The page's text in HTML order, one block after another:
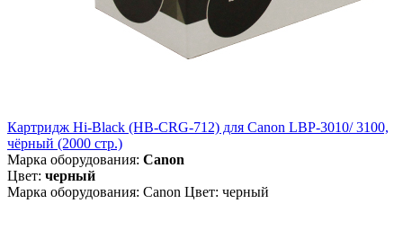
Картридж Hi-Black (HB-CRG-712) для Canon LBP-3010/ 3100,
чёрный (2000 стр.)
Марка оборудования: Canon
Цвет: черный
Марка оборудования: Canon Цвет: черный